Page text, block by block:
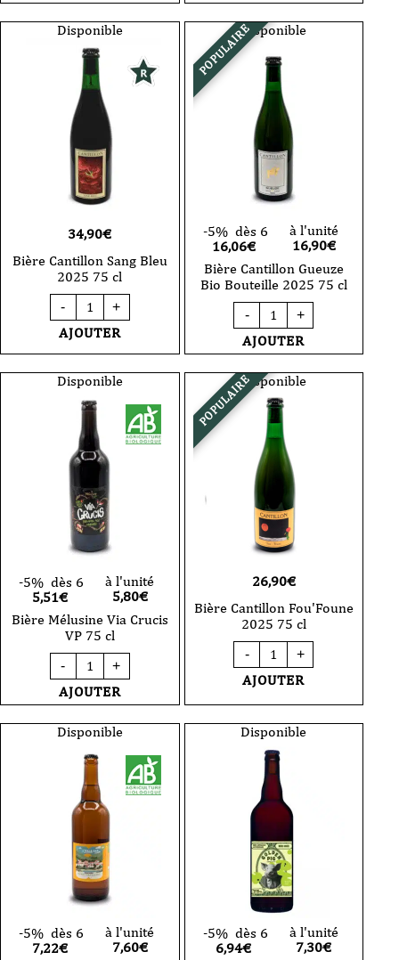
Bio
2025
75
cl
Saint-
Gilloise
-
2025
75
cl
Disponible
34,90€
Bière Cantillon Sang Bleu
2025 75 cl
-
quantité
de
Bière
Cantillon
Sang
Bleu
2025
75
cl
+
AJOUTER
POPULAIREDisponible
-5% dès 6
16,06€
à l'unité
16,90€
Bière Cantillon Gueuze
Bio Bouteille 2025 75 cl
-
quantité
de
Bière
Cantillon
Bio
Bouteille
2025
75
cl
+
AJOUTER
Disponible
-5% dès 6
5,51€
à l'unité
5,80€
Bière Mélusine Via Crucis
VP 75 cl
-
quantité
de
Bière
Mélusine
Crucis
VP
75
cl
+
AJOUTER
POPULAIREDisponible
26,90€
Bière Cantillon Fou'Foune
2025 75 cl
-
quantité
de
Bière
Cantillon
Fou'Foune
75
cl
+
AJOUTER
Disponible
-5% dès 6
7,22€
à l'unité
7,60€
Disponible
-5% dès 6
6,94€
à l'unité
7,30€